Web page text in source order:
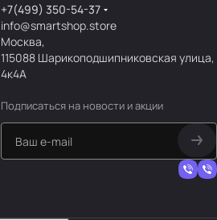
+7(499) 350-54-37
info@smartshop.store
Москва,
115088 Шарикоподшипниковская улица,
4к4А
Подписаться на новости и акции